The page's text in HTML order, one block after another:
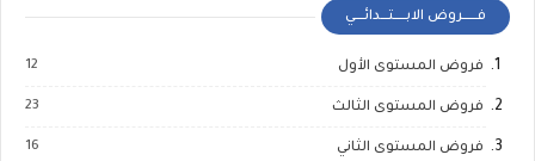
فــــــروض الابـــــتـــدائــــي
فروض المستوى الأول 12
فروض المستوى الثالث 23
فروض المستوى الثاني 16